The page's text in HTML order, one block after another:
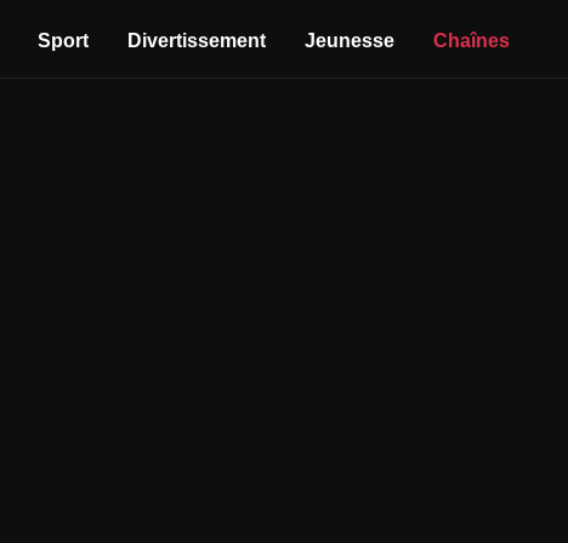
Sport Divertissement Jeunesse Chaînes